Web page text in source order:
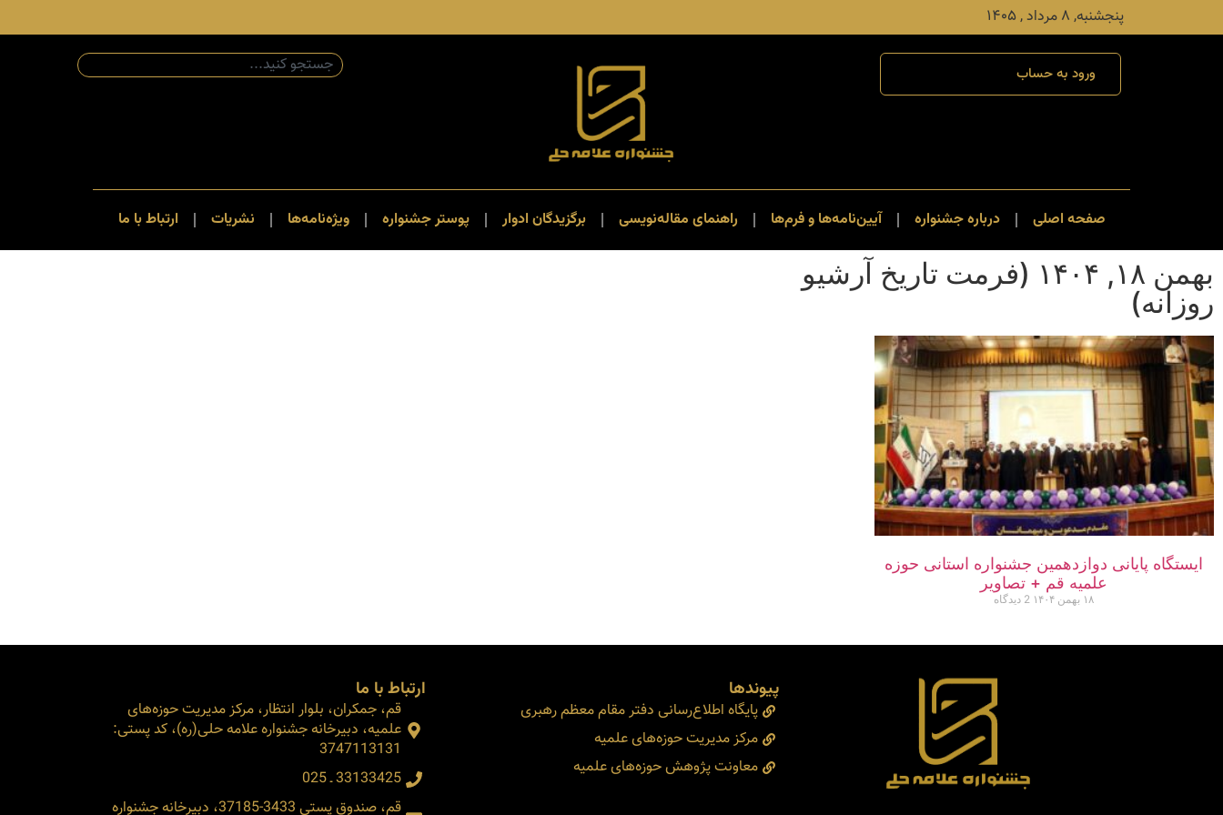
پنجشنبه, ۸ مرداد , ۱۴۰۵
ورود به حساب
صفحه اصلی درباره جشنواره آیین‌نامه‌ها و فرم‌ها راهنمای مقاله‌نویسی برگزیدگان ادوار پوستر جشنواره ویژه‌نامه‌ها نشریات ارتباط با ما
بهمن ۱۸, ۱۴۰۴ (فرمت تاریخ آرشیو
روزانه)
ایستگاه پایانی دوازدهمین جشنواره استانی حوزه
علمیه قم + تصاویر
۱۸ بهمن ۱۴۰۴ 2 دیدگاه
پیوندها
پایگاه اطلاع‌رسانی دفتر مقام معظم رهبری
مرکز مدیریت حوزه‌های علمیه
معاونت پژوهش حوزه‌های علمیه
ارتباط با ما
قم، جمکران، بلوار انتظار، مرکز مدیریت حوزه‌های
علمیه، دبیرخانه جشنواره علامه حلی(ره)، کد پستی:
3747113131
33133425 ـ 025
قم، صندوق پستی 3433-37185، دبیرخانه جشنواره